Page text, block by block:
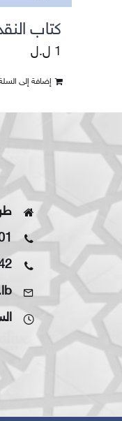
كتاب
1 ل.ل
إضافة إلى